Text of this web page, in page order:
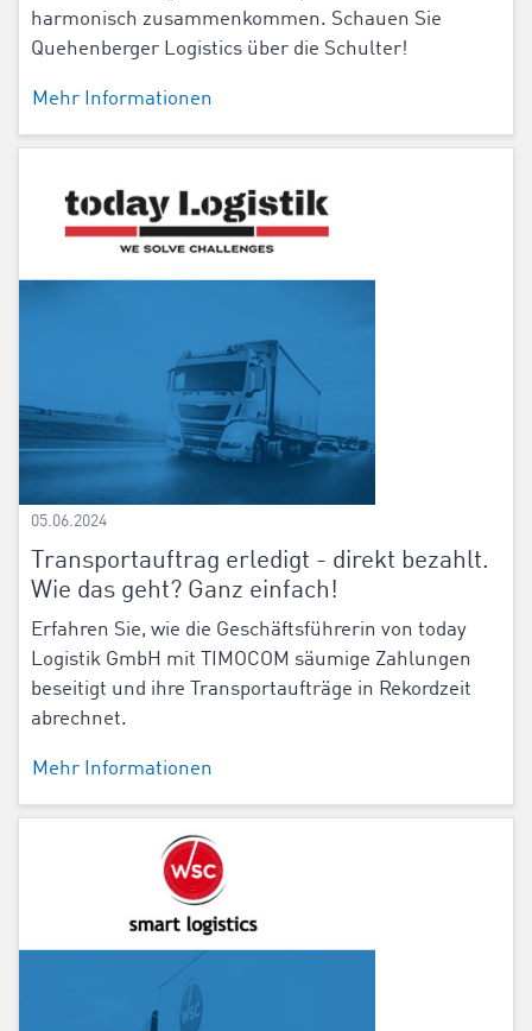
harmonisch zusammenkommen. Schauen Sie
Quehenberger Logistics über die Schulter!
Mehr Informationen
05.06.2024
Transportauftrag erledigt - direkt bezahlt.
Wie das geht? Ganz einfach!
Erfahren Sie, wie die Geschäftsführerin von today
Logistik GmbH mit TIMOCOM säumige Zahlungen
beseitigt und ihre Transportaufträge in Rekordzeit
abrechnet.
Mehr Informationen